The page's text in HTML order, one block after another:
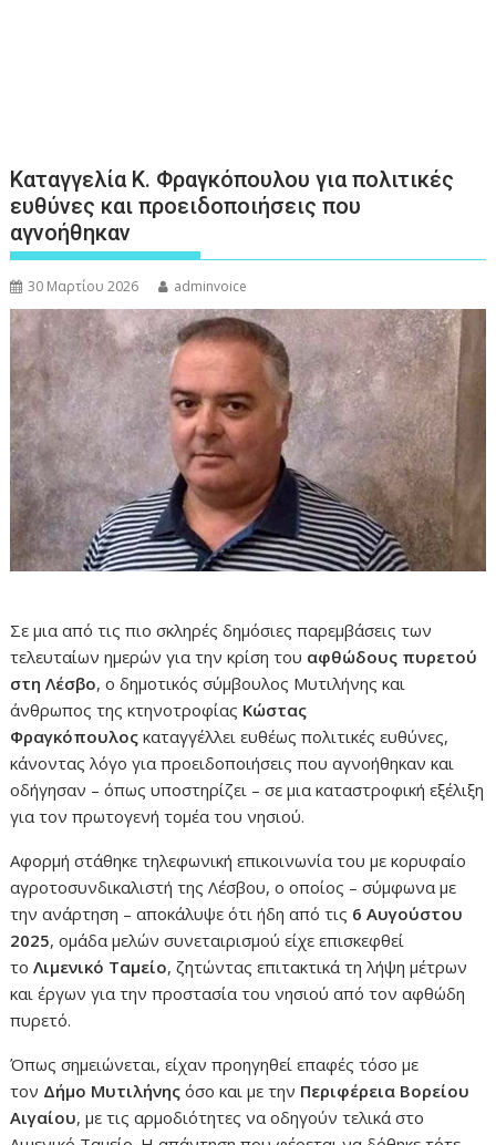
Καταγγελία Κ. Φραγκόπουλου για πολιτικές
ευθύνες και προειδοποιήσεις που
αγνοήθηκαν
30 Μαρτίου 2026 adminvoice
Σε μια από τις πιο σκληρές δημόσιες παρεμβάσεις των
τελευταίων ημερών για την κρίση του αφθώδους πυρετού
στη Λέσβο, ο δημοτικός σύμβουλος Μυτιλήνης και
άνθρωπος της κτηνοτροφίας Κώστας
Φραγκόπουλος καταγγέλλει ευθέως πολιτικές ευθύνες,
κάνοντας λόγο για προειδοποιήσεις που αγνοήθηκαν και
οδήγησαν – όπως υποστηρίζει – σε μια καταστροφική εξέλιξη
για τον πρωτογενή τομέα του νησιού.
Αφορμή στάθηκε τηλεφωνική επικοινωνία του με κορυφαίο
αγροτοσυνδικαλιστή της Λέσβου, ο οποίος – σύμφωνα με
την ανάρτηση – αποκάλυψε ότι ήδη από τις 6 Αυγούστου
2025, ομάδα μελών συνεταιρισμού είχε επισκεφθεί
τοΛιμενικό Ταμείο, ζητώντας επιτακτικά τη λήψη μέτρων
και έργων για την προστασία του νησιού από τον αφθώδη
πυρετό.
Όπως σημειώνεται, είχαν προηγηθεί επαφές τόσο με
τον Δήμο Μυτιλήνης όσο και με την Περιφέρεια Βορείου
Αιγαίου, με τις αρμοδιότητες να οδηγούν τελικά στο